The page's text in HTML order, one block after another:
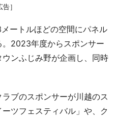
告］
ートルほどの空間にパネル
2023年度からスポンサー
ンふじみ野が企画し、同時
ブのスポンサーが川越のス
ツフェスティバル」や、ク